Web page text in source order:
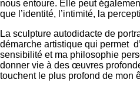
nous entoure. Elle peut
que l’identité, l’intimité, la
La sculpture autodidacte de
démarche artistique qui permet
sensibilité et ma philosophie
donner vie à des œuvres
touchent le plus profond de mon